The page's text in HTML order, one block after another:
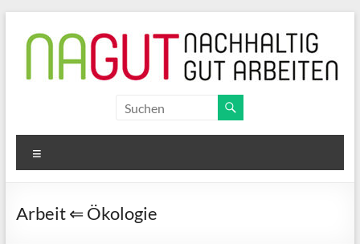
Inhalt
springen
nachhaltig
gut
Arbeit ⇐ Ökologie